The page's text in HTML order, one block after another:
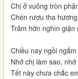
Chị ở vuông tròn
Chén rượu tha
Trăm hờn nghìn giận
Chiều nay ngồi
Nhớ chị làm sao,
Tết này chưa chắc